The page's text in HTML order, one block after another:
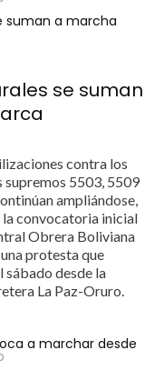
suman a marcha
se suman
contra los
supremos 5503, 5509
ampliándose,
la convocatoria inicial
Obrera Boliviana
protesta que
sábado desde la
La Paz-Oruro.
a marchar desde